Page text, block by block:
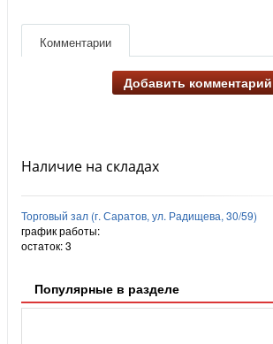
Комментарии
Добавить комментарий
Наличие на складах
Торговый зал (г. Саратов, ул. Радищева, 30/59)
график работы:
остаток:3
Популярные в разделе